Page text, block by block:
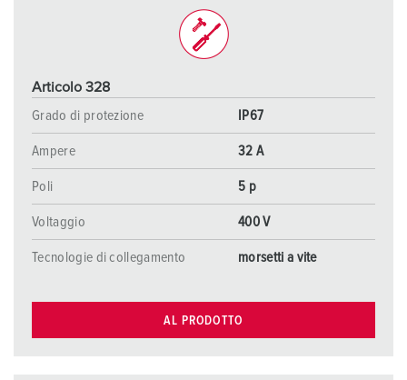
Articolo 328
Grado di protezione
IP67
Ampere 32 A
Poli 5 p
Voltaggio 400 V
Tecnologie di collegamento morsetti a vite
AL PRODOTTO